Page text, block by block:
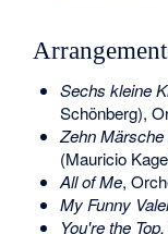
Sechs kleine
Schönberg),
Zehn
(Mauricio
All of Me,
My Funny
You're the Top,